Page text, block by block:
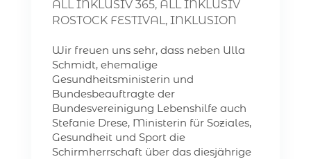
ALL INKLUSIV 365, ALL INKLUSIV
ROSTOCK FESTIVAL, INKLUSION
Wir freuen uns sehr, dass neben Ulla
Schmidt, ehemalige
Gesundheitsministerin und
Bundesbeauftragte der
Bundesvereinigung Lebenshilfe auch
Stefanie Drese, Ministerin für Soziales,
Gesundheit und Sport die
Schirmherrschaft über das diesjährige